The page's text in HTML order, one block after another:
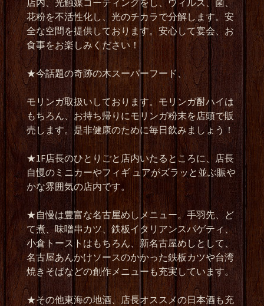
店内、光触媒コーティングをし、ウィルス、菌、
花粉を不活性化し、光のチカラで分解します。安
全な空間を提供しております。安心して宴会、お
食事をお楽しみください！
★今話題の奇跡の木スーパーフード、
モリンガ取扱いしております。モリンガ酎ハイは
もちろん、お持ち帰りにモリンガ粉末を店頭で販
売します。是非健康のために毎日飲みましょう！
★1F店長のひとりごと店内いたるところに、店長
自慢のミニカーやフィギ ュアがズラッと並ぶ賑や
かな雰囲気の店内です。
★自慢は豊富な名古屋めしメニュー。手羽先、ど
て煮、味噌串カツ、鉄板イタリアンスパゲティ、
小倉トーストはもちろん、新名古屋めしとして、
名古屋あんかけソースのかかった鉄板カツや台湾
焼きそばなどの創作メニューも充実しています。
★その他東海の地酒、店長オススメの日本酒も充